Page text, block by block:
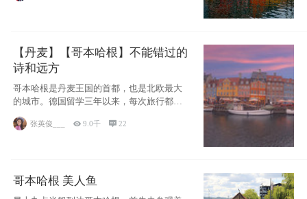
【丹麦】【哥本哈根】不能错过的
诗和远方
哥本哈根是丹麦王国的首都，也是北欧最大
的城市。德国留学三年以来，每次旅行都是
张英俊___ 9.0千 22
哥本哈根 美人鱼